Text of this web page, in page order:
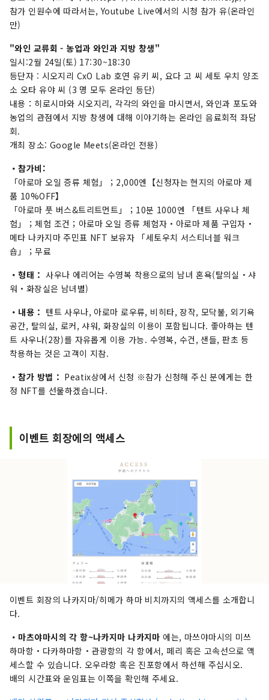
참가 인원수에 따라서는, Youtube Live에서의 시청 참가 유(온라인
만)
"와인 교류회 - 농업과 와인과 지방 창생"
일시:2월 24일(토) 17:30~18:30
등단자 : 시오지리 CxO Lab 호연 유키 씨, 요다 고 씨 세토 우치 양조
소 오타 유야 씨 (3 명 모두 온라인 등단)
내용：히로시마와 시오지리, 각각의 와인을 마시면서, 와인과 포도와
농업의 관점에서 지방 창생에 대해 이야기하는 온라인 음료회적 좌담
회.
개최 장소: Google Meets(온라인 전용)
・참가비:
「아로마 오일 증류 체험」；2,000엔【신청자는 현지의 아로마 제
품 10%OFF】
「아로마 풋 버스&트리트먼트」；10분 1000엔 「텐트 사우나 체
험」；체험 조건；아로마 오일 증류 체험자・아로마 제품 구입자・
메타 나카지마 주민표 NFT 보유자 「세토우치 서스티너블 워크
숍」；무료
・형태： 사우나 에리어는 수영복 착용으로의 남녀 혼욕(탈의실・샤
워・화장실은 남녀별)
・내용： 텐트 사우나, 아로마 로우류, 비히타, 장작, 모닥불, 외기욕
공간, 탈의실, 로커, 샤워, 화장실의 이용이 포함됩니다. 좋아하는 텐
트 사우나(2장)를 자유롭게 이용 가능. 수영복, 수건, 샌들, 판초 등
착용하는 것은 고객이 지참.
・참가 방법： Peatix상에서 신청 ※참가 신청해 주신 분에게는 한
정 NFT를 선물하겠습니다.
이벤트 회장에의 액세스
이벤트 회장의 나카지마/히메가 하마 비치까지의 액세스를 소개합니
다.
・마츠야마시의 각 항~나카지마 나카지마 에는, 마쓰야마시의 미쓰
하마항・다카하마항・관광항의 각 항에서, 페리 혹은 고속선으로 액
세스할 수 있습니다. 오우라항 혹은 진포항에서 하선해 주십시오.
배의 시간표와 운임표는 이쪽을 확인해 주세요.